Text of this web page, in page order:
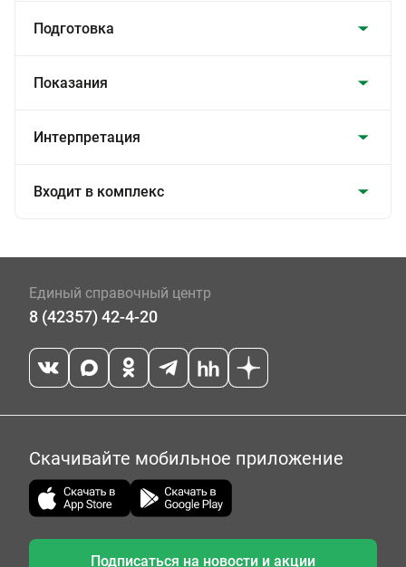
Подготовка
Показания
Интерпретация
Входит в комплекс
Единый справочный центр
8 (42357) 42-4-20
Скачивайте мобильное приложение
Подписаться на новости и акции